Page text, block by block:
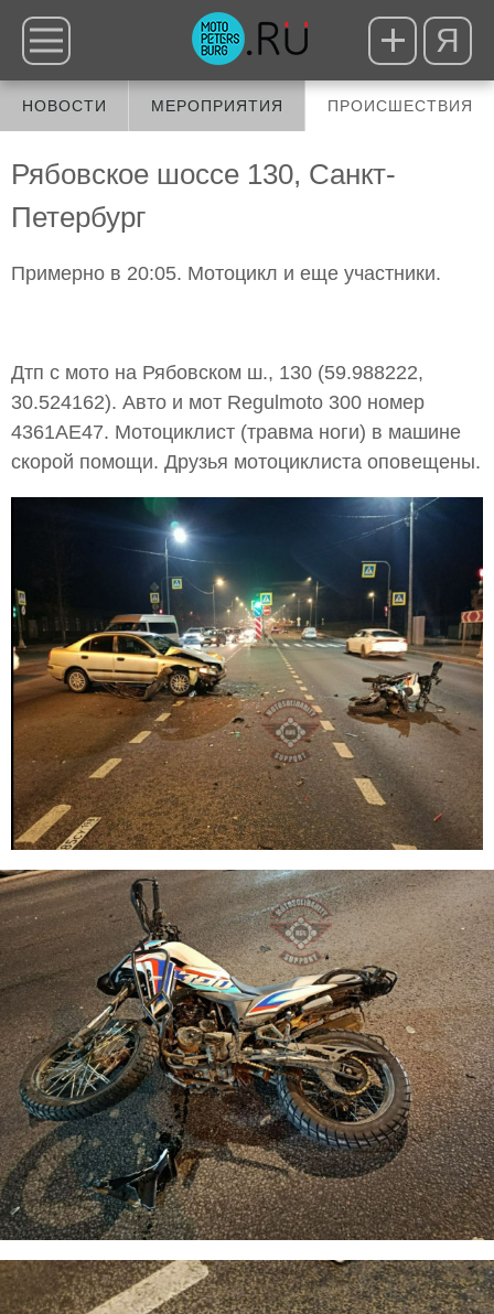
Я
НОВОСТИ МЕРОПРИЯТИЯ ПРОИСШЕСТВИЯ
Рябовское шоссе 130, Санкт-
Петербург
Примерно в 20:05. Мотоцикл и еще участники.
Дтп с мото на Рябовском ш., 130 (59.988222,
30.524162). Авто и мот Regulmoto 300 номер
4361АЕ47. Мотоциклист (травма ноги) в машине
скорой помощи. Друзья мотоциклиста оповещены.